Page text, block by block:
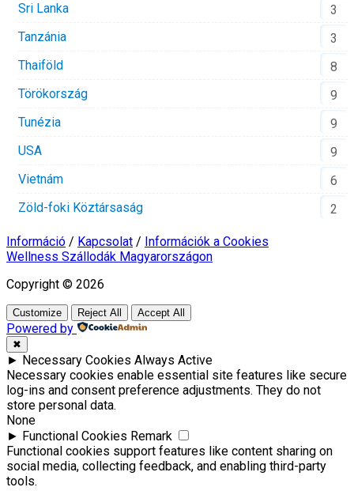
Sri Lanka
3
Tanzánia
3
Thaiföld
8
Törökország
9
Tunézia
9
USA
9
Vietnám
6
Zöld-foki Köztársaság
2
Információ / Kapcsolat / Információk a Cookies
Wellness Szállodák Magyarországon
Copyright © 2026
Customize Reject All Accept All
Powered by
✖
► Necessary Cookies Always Active
Necessary cookies enable essential site features like secure
log-ins and consent preference adjustments. They do not
store personal data.
None
► Functional Cookies Remark
Functional cookies support features like content sharing on
social media, collecting feedback, and enabling third-party
tools.